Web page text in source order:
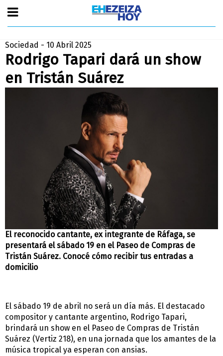
Sociedad - 10 Abril 2025
Rodrigo Tapari dará un show
en Tristán Suárez
El reconocido cantante, ex integrante de Ráfaga, se
presentará el sábado 19 en el Paseo de Compras de
Tristán Suárez. Conocé cómo recibir tus entradas a
domicilio
El sábado 19 de abril no será un día más. El destacado
compositor y cantante argentino, Rodrigo Tapari,
brindará un show en el Paseo de Compras de Tristán
Suárez (Vertiz 218), en una jornada que los amantes de la
música tropical ya esperan con ansias.